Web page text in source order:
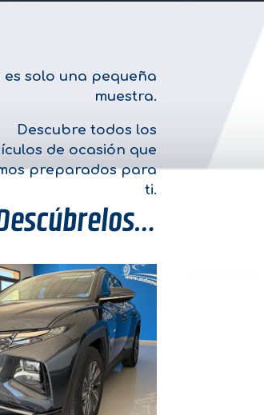
es solo una pequeña
muestra.
Descubre todos los
de ocasión que
preparados para
ti.